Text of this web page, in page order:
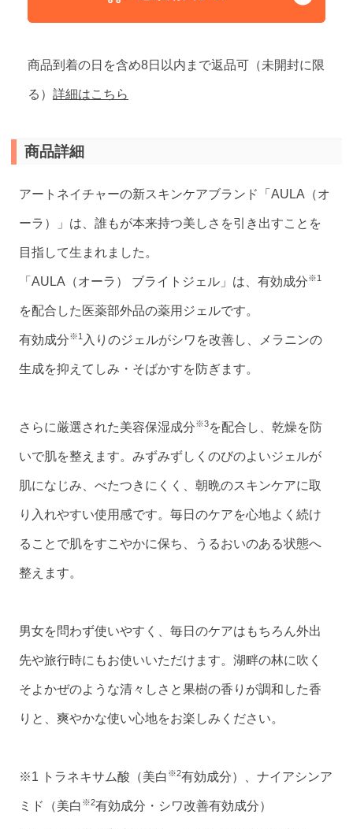
商品到着の日を含め8日以内まで返品可（未開封に限
る）詳細はこちら
商品詳細
アートネイチャーの新スキンケアブランド「AULA（オ
ーラ）」は、誰もが本来持つ美しさを引き出すことを
目指して生まれました。
「AULA（オーラ） ブライトジェル」は、有効成分※1
を配合した医薬部外品の薬用ジェルです。
有効成分※1 入りのジェルがシワを改善し、メラニンの
生成を抑えてしみ・そばかすを防ぎます。
さらに厳選された美容保湿成分※3を配合し、乾燥を防
いで肌を整えます。みずみずしくのびのよいジェルが
肌になじみ、べたつきにくく、朝晩のスキンケアに取
り入れやすい使用感です。毎日のケアを心地よく続け
ることで肌をすこやかに保ち、うるおいのある状態へ
整えます。
男女を問わず使いやすく、毎日のケアはもちろん外出
先や旅行時にもお使いいただけます。湖畔の林に吹く
そよかぜのような清々しさと果樹の香りが調和した香
りと、爽やかな使い心地をお楽しみください。
※1 トラネキサム酸（美白 ※2有効成分）、ナイアシンア
ミド（美白 ※2有効成分・シワ改善有効成分）